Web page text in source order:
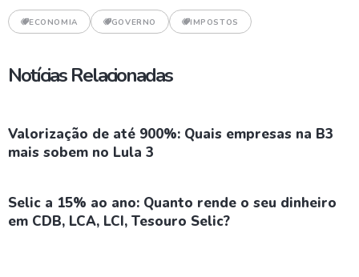
ECONOMIA GOVERNO IMPOSTOS
Notícias Relacionadas
Valorização de até 900%: Quais empresas na B3
mais sobem no Lula 3
Selic a 15% ao ano: Quanto rende o seu dinheiro
em CDB, LCA, LCI, Tesouro Selic?